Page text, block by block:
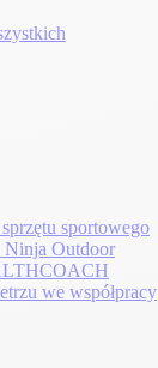
sportowego
Ninja Outdoor
we współpracy